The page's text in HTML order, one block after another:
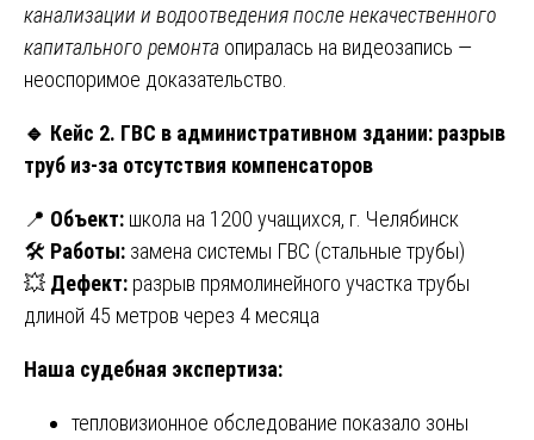
канализации и водоотведения после некачественного
капитального ремонта опиралась на видеозапись —
неоспоримое доказательство.
🔹 Кейс 2. ГВС в административном здании: разрыв
труб из-за отсутствия компенсаторов
📍 Объект: школа на 1200 учащихся, г. Челябинск
🛠 Работы: замена системы ГВС (стальные трубы)
💥 Дефект: разрыв прямолинейного участка трубы
длиной 45 метров через 4 месяца
Наша судебная экспертиза:
тепловизионное обследование показало зоны